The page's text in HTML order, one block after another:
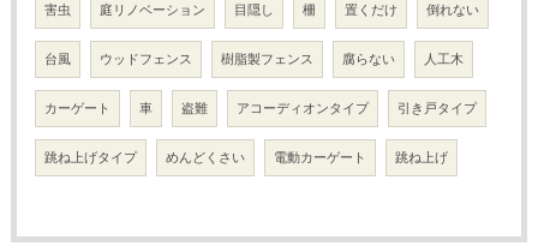
害虫 庭リノベーション 目隠し 柵 置くだけ 倒れない
台風 ウッドフェンス 樹脂製フェンス 腐らない 人工木
カーゲート 車 盗難 アコーディオンタイプ 引き戸タイプ
跳ね上げタイプ めんどくさい 電動カーゲート 跳ね上げ